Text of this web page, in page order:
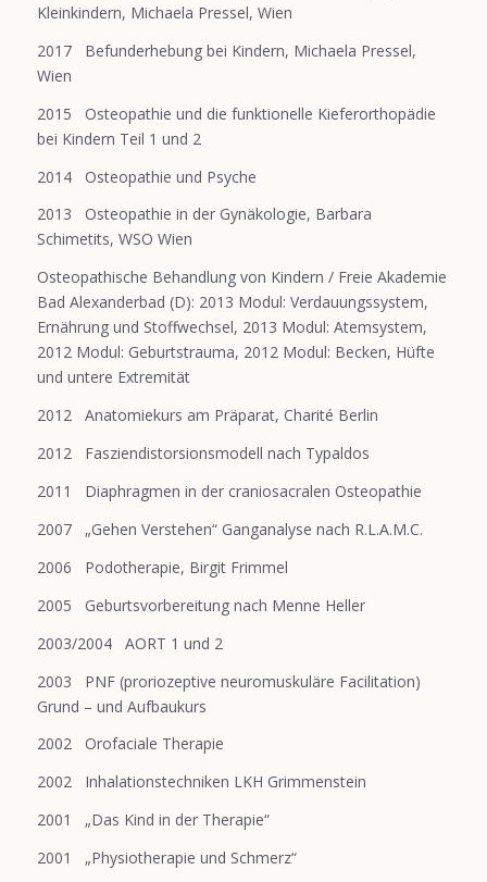
Kleinkindern, Michaela Pressel, Wien
2017 Befunderhebung bei Kindern, Michaela Pressel,
Wien
2015 Osteopathie und die funktionelle Kieferorthopädie
bei Kindern Teil 1 und 2
2014 Osteopathie und Psyche
2013 Osteopathie in der Gynäkologie, Barbara
Schimetits, WSO Wien
Osteopathische Behandlung von Kindern / Freie Akademie
Bad Alexanderbad (D): 2013 Modul: Verdauungssystem,
Ernährung und Stoffwechsel, 2013 Modul: Atemsystem,
2012 Modul: Geburtstrauma, 2012 Modul: Becken, Hüfte
und untere Extremität
2012 Anatomiekurs am Präparat, Charité Berlin
2012 Fasziendistorsionsmodell nach Typaldos
2011 Diaphragmen in der craniosacralen Osteopathie
2007 „Gehen Verstehen“ Ganganalyse nach R.L.A.M.C.
2006 Podotherapie, Birgit Frimmel
2005 Geburtsvorbereitung nach Menne Heller
2003/2004 AORT 1 und 2
2003 PNF (proriozeptive neuromuskuläre Facilitation)
Grund – und Aufbaukurs
2002 Orofaciale Therapie
2002 Inhalationstechniken LKH Grimmenstein
2001 „Das Kind in der Therapie“
2001 „Physiotherapie und Schmerz“